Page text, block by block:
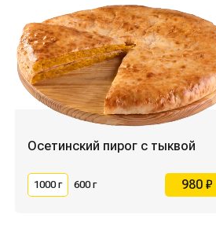
Осетинский пирог с тыквой
1000 г 600 г 980 ₽